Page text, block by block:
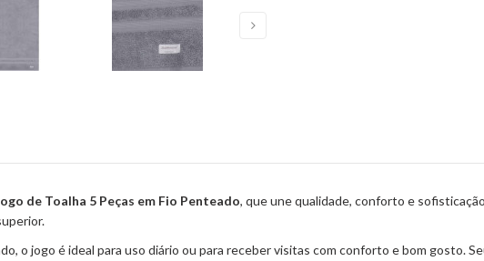
de Toalha 5 Peças em Fio Penteado, que une qualidade, conforto e
o jogo é ideal para uso diário ou para receber visitas com conforto e bom gosto.